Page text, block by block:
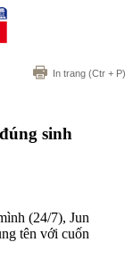
In trang (Ctr + P)
sinh
(24/7), Jun
tên với cuốn